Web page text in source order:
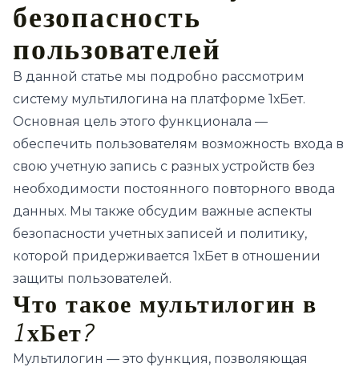
безопасность
пользователей
В данной статье мы подробно рассмотрим
систему мультилогина на платформе 1хБет.
Основная цель этого функционала —
обеспечить пользователям возможность входа в
свою учетную запись с разных устройств без
необходимости постоянного повторного ввода
данных. Мы также обсудим важные аспекты
безопасности учетных записей и политику,
которой придерживается 1хБет в отношении
защиты пользователей.
Что такое мультилогин в
1хБет?
Мультилогин — это функция, позволяющая